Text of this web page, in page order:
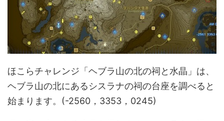
ほこらチャレンジ「ヘブラ山の北の祠と水晶」は、
ヘブラ山の北にあるシスラナの祠の台座を調べると
始まります。(-2560，3353，0245)